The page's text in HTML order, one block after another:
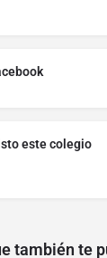
este colegio
también te